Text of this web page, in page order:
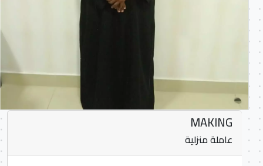
MAKING
عاملة منزلية